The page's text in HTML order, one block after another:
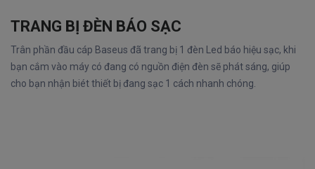
TRANG BỊ ĐÈN BÁO SẠC
Trân phần đầu cáp Baseus đã trang bị 1 đèn Led báo hiệu sạc, khi
bạn cắm vào máy có đang có nguồn điện đèn sẽ phát sáng, giúp
cho bạn nhận biét thiết bị đang sạc 1 cách nhanh chóng.